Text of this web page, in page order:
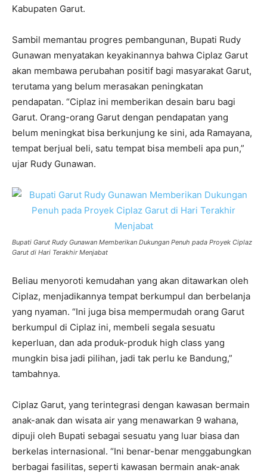
Kabupaten Garut.
Sambil memantau progres pembangunan, Bupati Rudy
Gunawan menyatakan keyakinannya bahwa Ciplaz Garut
akan membawa perubahan positif bagi masyarakat Garut,
terutama yang belum merasakan peningkatan
pendapatan. “Ciplaz ini memberikan desain baru bagi
Garut. Orang-orang Garut dengan pendapatan yang
belum meningkat bisa berkunjung ke sini, ada Ramayana,
tempat berjual beli, satu tempat bisa membeli apa pun,”
ujar Rudy Gunawan.
Bupati Garut Rudy Gunawan Memberikan Dukungan Penuh pada Proyek Ciplaz
Garut di Hari Terakhir Menjabat
Beliau menyoroti kemudahan yang akan ditawarkan oleh
Ciplaz, menjadikannya tempat berkumpul dan berbelanja
yang nyaman. “Ini juga bisa mempermudah orang Garut
berkumpul di Ciplaz ini, membeli segala sesuatu
keperluan, dan ada produk-produk high class yang
mungkin bisa jadi pilihan, jadi tak perlu ke Bandung,”
tambahnya.
Ciplaz Garut, yang terintegrasi dengan kawasan bermain
anak-anak dan wisata air yang menawarkan 9 wahana,
dipuji oleh Bupati sebagai sesuatu yang luar biasa dan
berkelas internasional. “Ini benar-benar menggabungkan
berbagai fasilitas, seperti kawasan bermain anak-anak